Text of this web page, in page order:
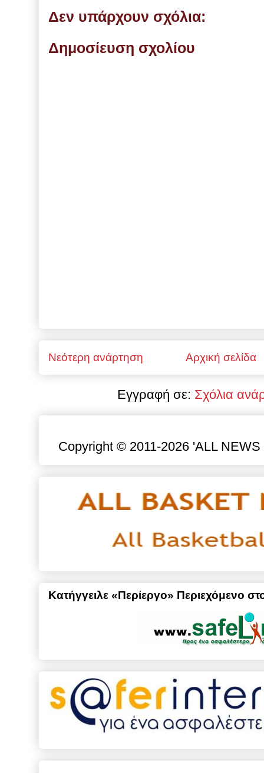
Δεν υπάρχουν σχόλια:
Δημοσίευση σχολίου
Νεότερη ανάρτηση Αρχική σελίδα
Εγγραφή σε: Σχόλια
Copyright © 2011-2026 'ALL
Κατήγγειλε «Περίεργο» Περιεχόμενο